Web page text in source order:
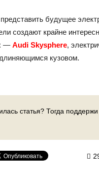
будущее
создают крайне
— Audi Skysphere,
кузовом.
статья? Тогда